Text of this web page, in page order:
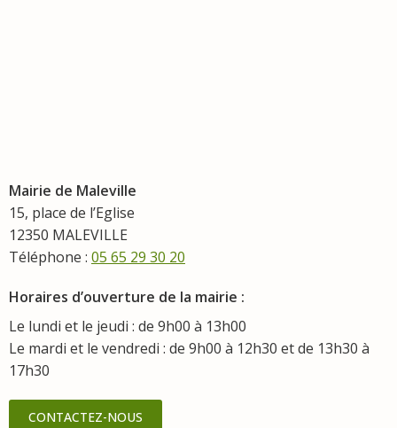
Mairie de Maleville
15, place de l’Eglise
12350 MALEVILLE
Téléphone : 05 65 29 30 20
Horaires d’ouverture de la mairie :
Le lundi et le jeudi : de 9h00 à 13h00
Le mardi et le vendredi : de 9h00 à 12h30 et de 13h30 à
17h30
CONTACTEZ-NOUS